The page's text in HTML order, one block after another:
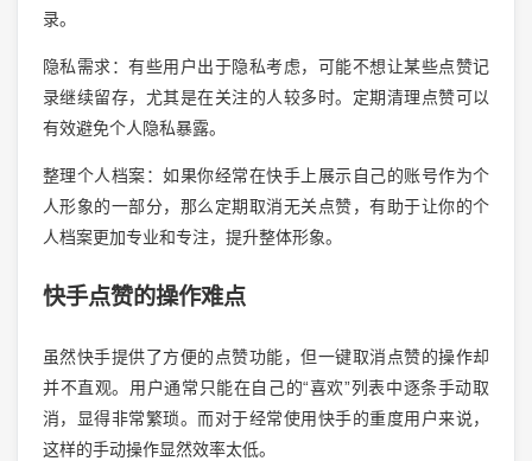
录。
隐私需求：有些用户出于隐私考虑，可能不想让某些点赞记
录继续留存，尤其是在关注的人较多时。定期清理点赞可以
有效避免个人隐私暴露。
整理个人档案：如果你经常在快手上展示自己的账号作为个
人形象的一部分，那么定期取消无关点赞，有助于让你的个
人档案更加专业和专注，提升整体形象。
快手点赞的操作难点
虽然快手提供了方便的点赞功能，但一键取消点赞的操作却
并不直观。用户通常只能在自己的“喜欢”列表中逐条手动取
消，显得非常繁琐。而对于经常使用快手的重度用户来说，
这样的手动操作显然效率太低。